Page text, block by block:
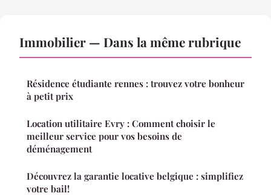
Immobilier — Dans la même rubrique
Résidence étudiante rennes : trouvez votre bonheur
à petit prix
Location utilitaire Evry : Comment choisir le
meilleur service pour vos besoins de
déménagement
Découvrez la garantie locative belgique : simplifiez
votre bail!